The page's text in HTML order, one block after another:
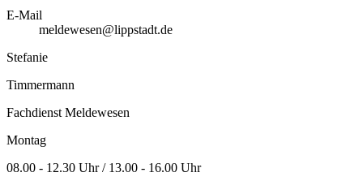
E-Mail
meldewesen@lippstadt.de
Stefanie
Timmermann
Fachdienst Meldewesen
Montag
08.00 - 12.30 Uhr / 13.00 - 16.00 Uhr